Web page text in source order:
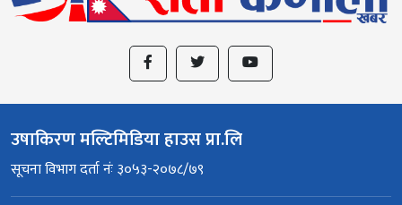
उषाकिरण मल्टिमिडिया हाउस प्रा.लि
सूचना विभाग दर्ता नंः ३०५३-२०७८/७९